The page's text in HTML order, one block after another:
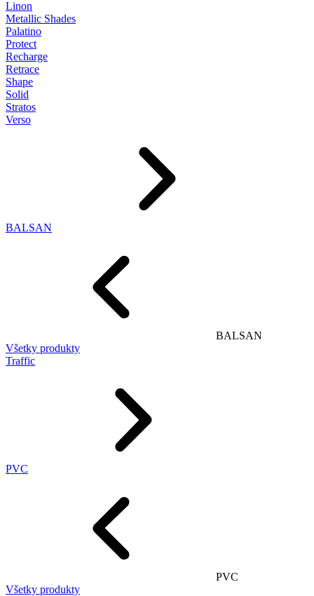
Linon
Metallic Shades
Palatino
Protect
Recharge
Retrace
Shape
Solid
Stratos
Verso
BALSAN
BALSAN
Všetky produkty
Traffic
PVC
PVC
Všetky produkty